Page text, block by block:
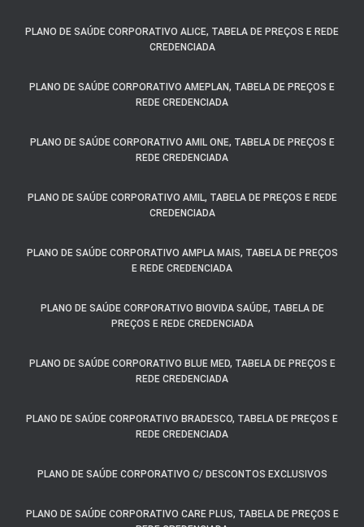
PLANO DE SAÚDE CORPORATIVO ALICE, TABELA DE PREÇOS E REDE
CREDENCIADA
PLANO DE SAÚDE CORPORATIVO AMEPLAN, TABELA DE PREÇOS E
REDE CREDENCIADA
PLANO DE SAÚDE CORPORATIVO AMIL ONE, TABELA DE PREÇOS E
REDE CREDENCIADA
PLANO DE SAÚDE CORPORATIVO AMIL, TABELA DE PREÇOS E REDE
CREDENCIADA
PLANO DE SAÚDE CORPORATIVO AMPLA MAIS, TABELA DE PREÇOS
E REDE CREDENCIADA
PLANO DE SAÚDE CORPORATIVO BIOVIDA SAÚDE, TABELA DE
PREÇOS E REDE CREDENCIADA
PLANO DE SAÚDE CORPORATIVO BLUE MED, TABELA DE PREÇOS E
REDE CREDENCIADA
PLANO DE SAÚDE CORPORATIVO BRADESCO, TABELA DE PREÇOS E
REDE CREDENCIADA
PLANO DE SAÚDE CORPORATIVO C/ DESCONTOS EXCLUSIVOS
PLANO DE SAÚDE CORPORATIVO CARE PLUS, TABELA DE PREÇOS E